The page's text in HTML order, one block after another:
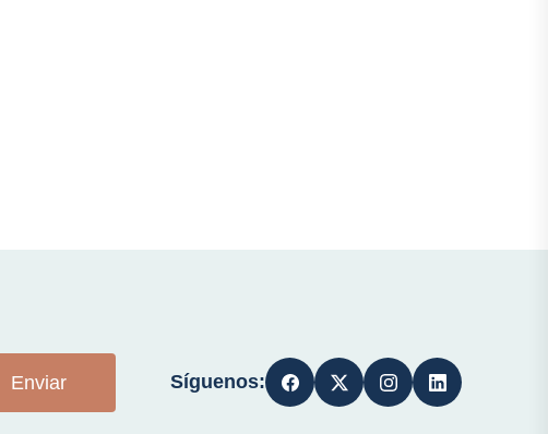
Enviar Síguenos: